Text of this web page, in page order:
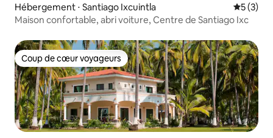
Hébergement ⋅ Santiago Ixcuintla
5 (3)
Maison confortable, abri voiture, Centre de Santiago Ixc
Coup de cœur voyageurs
Coup de cœur voyageurs